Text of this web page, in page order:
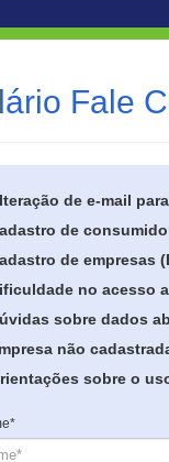
Fale
de e-mail
de
de empresas
no acesso
sobre dados
não
sobre o